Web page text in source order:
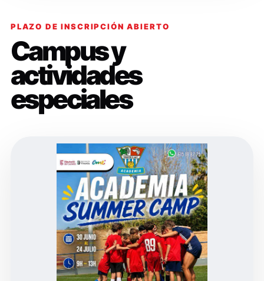
PLAZO DE INSCRIPCIÓN ABIERTO
Campus y
actividades
especiales